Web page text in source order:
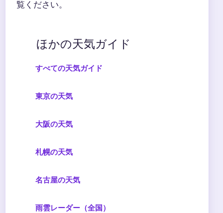
覧ください。
ほかの天気ガイド
すべての天気ガイド
東京の天気
大阪の天気
札幌の天気
名古屋の天気
雨雲レーダー（全国）